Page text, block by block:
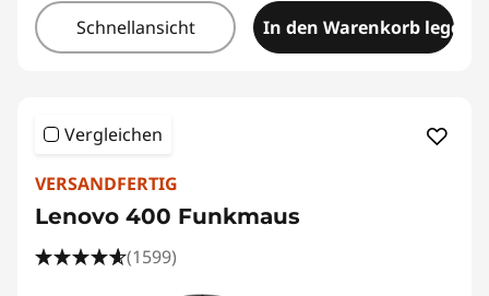
Schnellansicht In den Warenkorb legen
Vergleichen
VERSANDFERTIG
Lenovo 400 Funkmaus
(1599)